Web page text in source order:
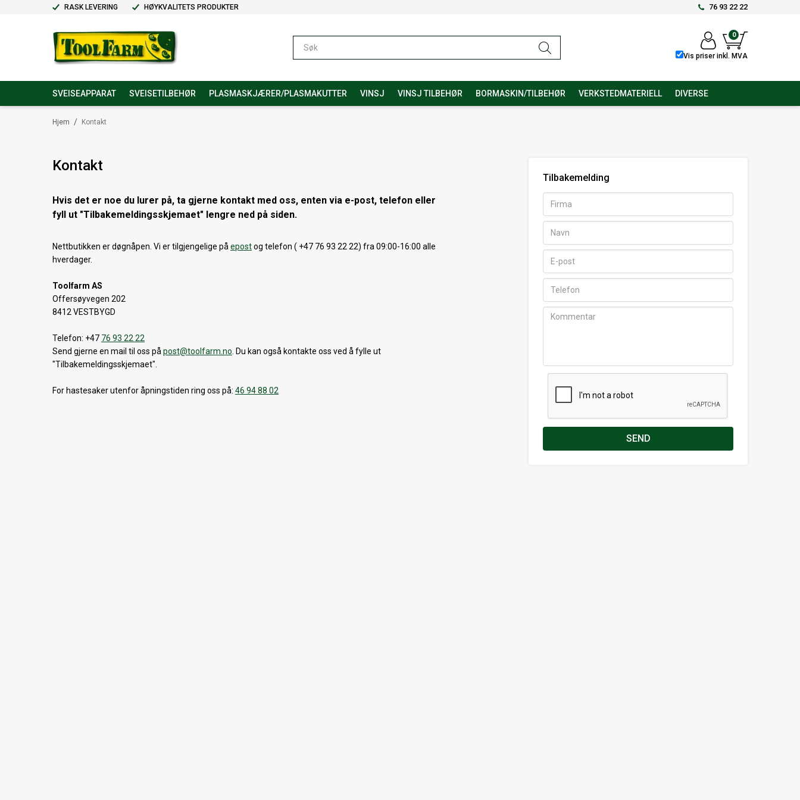
RASK LEVERING HØYKVALITETS PRODUKTER 76 93 22 22
0
Vis priser inkl. MVA
SVEISEAPPARAT SVEISETILBEHØR PLASMASKJÆRER/PLASMAKUTTER VINSJ VINSJ TILBEHØR BORMASKIN/TILBEHØR VERKSTEDMATERIELL DIVERSE
/
Hjem Kontakt
Kontakt
Hvis det er noe du lurer på, ta gjerne kontakt med oss, enten via e-post, telefon eller
fyll ut "Tilbakemeldingsskjemaet" lengre ned på siden.
Nettbutikken er døgnåpen. Vi er tilgjengelige på epostog telefon ( +47 76 93 22 22) fra 09:00-16:00 alle
hverdager.
Toolfarm AS
Offersøyvegen 202
8412 VESTBYGD
Telefon: +47 76 93 22 22
Send gjerne en mail til oss på post@toolfarm.no . Du kan også kontakte oss ved å fylle ut
"Tilbakemeldingsskjemaet".
For hastesaker utenfor åpningstiden ring oss på: 46 94 88 02
Tilbakemelding